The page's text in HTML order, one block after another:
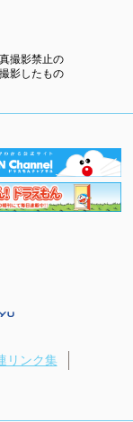
撮影禁止の
影したもの
リンク集